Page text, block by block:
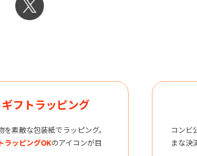
ギフトラッピング
を素敵な包装紙でラッピング。
ラッピングOKのアイコンが目
コンビ
まな決